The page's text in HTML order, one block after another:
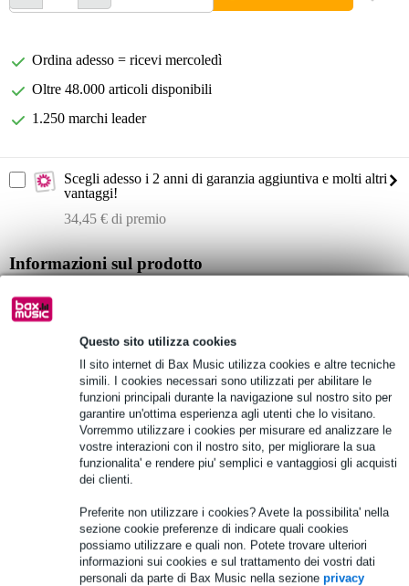
Questo sito utilizza cookies
Il sito internet di Bax Music utilizza cookies e altre tecniche
simili. I cookies necessari sono utilizzati per abilitare le
funzioni principali durante la navigazione sul nostro sito per
garantire un'ottima esperienza agli utenti che lo visitano.
Vorremmo utilizzare i cookies per misurare ed analizzare le
vostre interazioni con il nostro sito, per migliorare la sua
funzionalita' e rendere piu' semplici e vantaggiosi gli acquisti
dei clienti.
Preferite non utilizzare i cookies? Avete la possibilita' nella
sezione cookie preferenze di indicare quali cookies
possiamo utilizzare e quali non. Potete trovare ulteriori
informazioni sui cookies e sul trattamento dei vostri dati
personali da parte di Bax Music nella sezione privacy
Ordina adesso = ricevi mercoledì
Oltre 48.000 articoli disponibili
1.250 marchi leader
Scegli adesso i 2 anni di garanzia aggiuntiva e molti altri
vantaggi!
34,45 € di premio
Informazioni sul prodotto
Diffusore attivo da 10 pollici Electro-Voice ELX200-10P
Sistema a 2 vie
Woofer da 10 pollici
Specifiche complete
Vedi anche (5)